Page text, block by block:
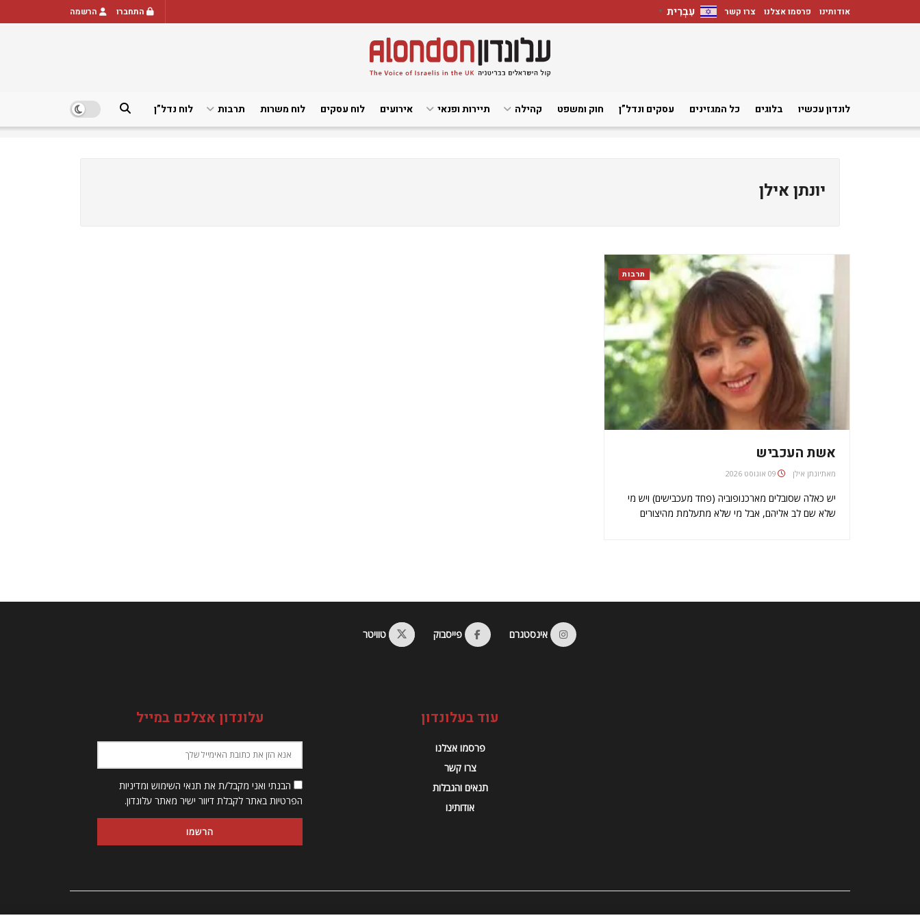
אודותינו פרסמו אצלנו צרו קשר עִבְרִית ▼ התחברו הרשמה
לונדון עכשיו בלוגים כל המגזינים עסקים ונדל”ן חוק ומשפט קהילה תיירות ופנאי אירועים לוח עסקים לוח משרות תרבות לוח נדל”ן
יונתן אילן
תרבות
אשת העכביש
מאתיונתן אילן 09 אוגוסט 2026
יש כאלה שסובלים מארכנופוביה (פחד מעכבישים) ויש מי
שלא שם לב אליהם, אבל מי שלא מתעלמת מהיצורים
אינסטגרם פייסבוק טוויטר
עוד בעלונדון
פרסמו אצלנו
צרו קשר
תנאים והגבלות
אודותינו
עלונדון אצלכם במייל
הבנתי ואני מקבל/ת את תנאי השימוש ומדיניות
הפרטיות באתר לקבלת דיוור ישיר מאתר עלונדון.